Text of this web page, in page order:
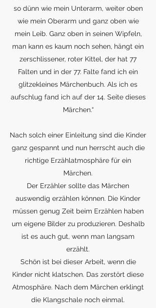
so dünn wie mein Unterarm, weiter oben
wie mein Oberarm und ganz oben wie
mein Leib. Ganz oben in seinen Wipfeln,
man kann es kaum noch sehen, hängt ein
zerschlissener, roter Kittel, der hat 77
Falten und in der 77. Falte fand ich ein
glitzekleines Märchenbuch. Als ich es
aufschlug fand ich auf der 14. Seite dieses
Märchen.“
Nach solch einer Einleitung sind die Kinder
ganz gespannt und nun herrscht auch die
richtige Erzählatmosphäre für ein
Märchen.
Der Erzähler sollte das Märchen
auswendig erzählen können. Die Kinder
müssen genug Zeit beim Erzählen haben
um eigene Bilder zu produzieren. Deshalb
ist es auch gut, wenn man langsam
erzählt.
Schön ist bei dieser Arbeit, wenn die
Kinder nicht klatschen. Das zerstört diese
Atmosphäre. Nach dem Märchen erklingt
die Klangschale noch einmal.